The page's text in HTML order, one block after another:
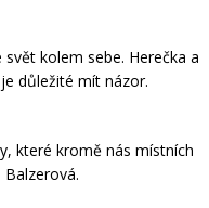
kolem sebe. Herečka a
důležité mít názor.
které kromě nás místních